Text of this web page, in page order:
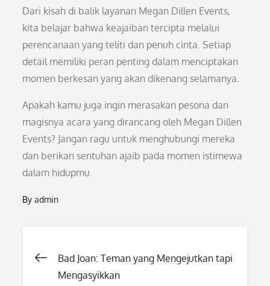
Dari kisah di balik layanan Megan Dillen Events,
kita belajar bahwa keajaiban tercipta melalui
perencanaan yang teliti dan penuh cinta. Setiap
detail memiliki peran penting dalam menciptakan
momen berkesan yang akan dikenang selamanya.
Apakah kamu juga ingin merasakan pesona dan
magisnya acara yang dirancang oleh Megan Dillen
Events? Jangan ragu untuk menghubungi mereka
dan berikan sentuhan ajaib pada momen istimewa
dalam hidupmu.
Byadmin
Post
Bad Joan: Teman yang Mengejutkan tapi
Mengasyikkan